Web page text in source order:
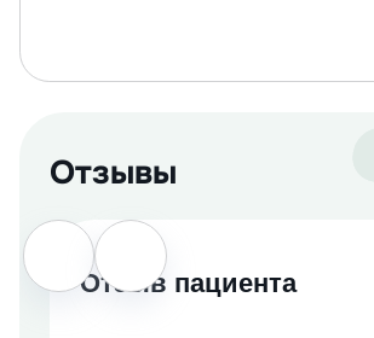
Отзывы
Отзыв пациента